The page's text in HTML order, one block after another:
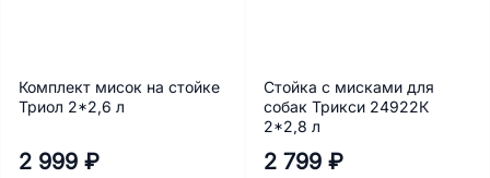
Комплект мисок на стойке
Триол 2*2,6 л
2 999 ₽
Стойка с мисками для
собак Трикси 24922К
2*2,8 л
2 799 ₽